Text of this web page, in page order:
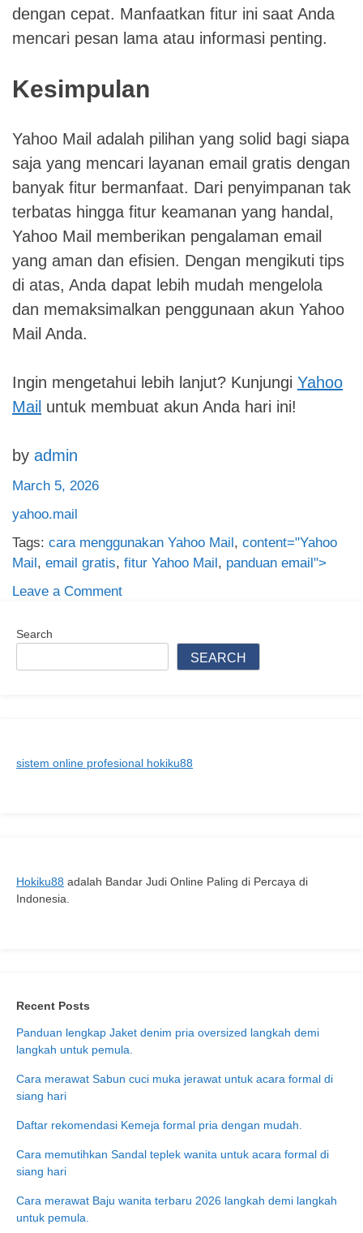
dengan cepat. Manfaatkan fitur ini saat Anda
mencari pesan lama atau informasi penting.
Kesimpulan
Yahoo Mail adalah pilihan yang solid bagi siapa
saja yang mencari layanan email gratis dengan
banyak fitur bermanfaat. Dari penyimpanan tak
terbatas hingga fitur keamanan yang handal,
Yahoo Mail memberikan pengalaman email
yang aman dan efisien. Dengan mengikuti tips
di atas, Anda dapat lebih mudah mengelola
dan memaksimalkan penggunaan akun Yahoo
Mail Anda.
Ingin mengetahui lebih lanjut? Kunjungi Yahoo
Mail untuk membuat akun Anda hari ini!
by admin
March 5, 2026
yahoo.mail
Tags: cara menggunakan Yahoo Mail , content="Yahoo
Mail , email gratis, fitur Yahoo Mail , panduan email">
Leave a Commenton
Lengkap
Fitur
Search
SEARCH
sistem online profesional hokiku88
Hokiku88 adalah Bandar Judi Online Paling di Percaya di
Indonesia.
Recent Posts
Panduan lengkap Jaket denim pria oversized langkah demi
langkah untuk pemula.
Cara merawat Sabun cuci muka jerawat untuk acara formal di
siang hari
Daftar rekomendasi Kemeja formal pria dengan mudah.
Cara memutihkan Sandal teplek wanita untuk acara formal di
siang hari
Cara merawat Baju wanita terbaru 2026 langkah demi langkah
untuk pemula.